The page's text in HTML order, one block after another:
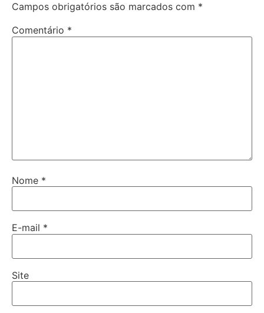
Campos obrigatórios são marcados com *
Comentário *
Nome *
E-mail *
Site